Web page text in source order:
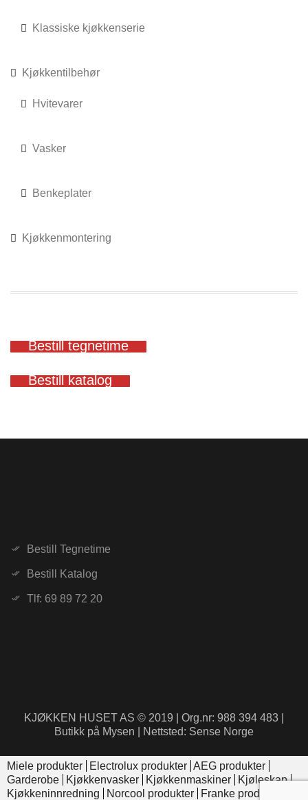
BESTILL KATALOG
TEGNETIME
69 89 72 20
Klassiske kjøkkenserie
Kjøkkentilbehør
Hvitevarer
Vasker
Benkeplater
Kjøkkenmontering
Bestill tegnetime
Bestill katalog
Bestill Tegnetime
Bestill Katalog
Tlf: 69 89 72 20
KJØKKEN HUSET AS © 2019 | Org.nr: 988 394 483 |
Butikk på Mysen | Nettsted: Sense Norge
Miele produkter Electrolux produkter AEG produkter
Garderobe
Kjøkkenvasker Kjøkkenmaskiner
Kjøleskap
Kjøkkeninnredning
Norcool produkter Franke produkter